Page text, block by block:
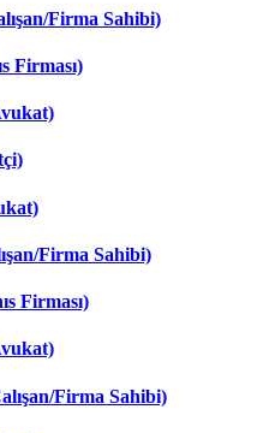
Firma Sahibi)
Firması)
Firma Sahibi)
Firması)
Firma Sahibi)